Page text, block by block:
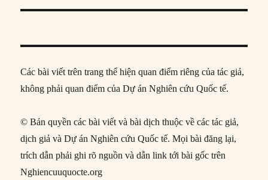
Các bài viết trên trang thể hiện quan điểm riêng của tác giả,
không phải quan điểm của Dự án Nghiên cứu Quốc tế.
© Bản quyền các bài viết và bài dịch thuộc về các tác giả,
dịch giả và Dự án Nghiên cứu Quốc tế. Mọi bài đăng lại,
trích dẫn phải ghi rõ nguồn và dẫn link tới bài gốc trên
Nghiencuuquocte.org